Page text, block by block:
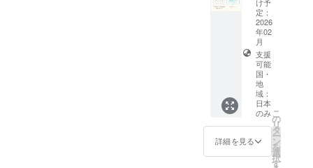
酒は法
令で禁
止され
ていま
す。20
歳未満
の方は
このリ
ターン
を選択
※神酒
は、通
特別ご
祈祷＋
宮司よ
り神社
にまつ
わるお
話＋神
社ご案
内（約1
時間を
予定）
遠方の
方に
は、ご
祈祷
3.5cm
・絵
馬 高
さ約
9cm、
幅約
13.5cm
・手ぬ
ぐい
高さ約
35cm、
50cm
・神酒
【導】2
芳名帳
を神前
に奉納
（特別
な返礼
品が不
要な方
向け）
返礼品
のお返
いただ
いた支
定：
2026
年02
月
支援
可能
国・
地
域：
日本
のみ
詳細を見る
こ
の
リ
タ
ー
ン
を
選
択
す